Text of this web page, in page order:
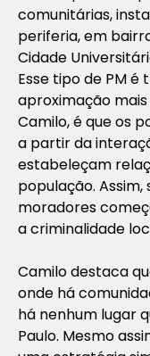
comunitárias,
periferia, em
Cidade
Esse tipo de PM
aproximação mais
Camilo, é que os
a partir da
estabeleçam
população.
moradores
a criminalidade
Camilo destaca
onde há
há nenhum lugar
Paulo. Mesmo